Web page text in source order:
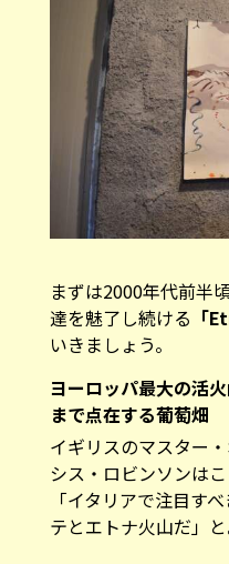
まずは2000年代前半
達を魅了し続ける 「
いきましょう。
ヨーロッパ最大の活
まで点在する葡萄畑
イギリスのマスター
シス・ロビンソンはこ
「イタリアで注目す
テとエトナ火山だ」と